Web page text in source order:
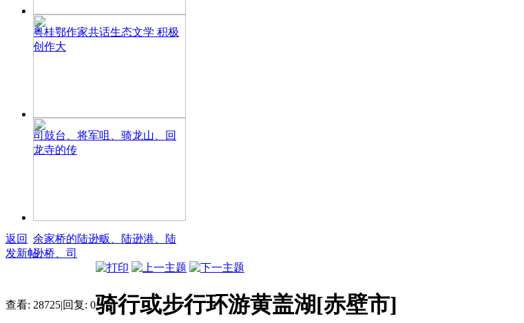
粤桂鄂作家共话生态文学 积极
创作大
司鼓台、将军咀、骑龙山、回
龙寺的传
余家桥的陆逊畈、陆逊港、陆
逊桥、司
返回
发新帖
查看: 28725|回复: 0骑行或步行环游黄盖湖[赤壁市]